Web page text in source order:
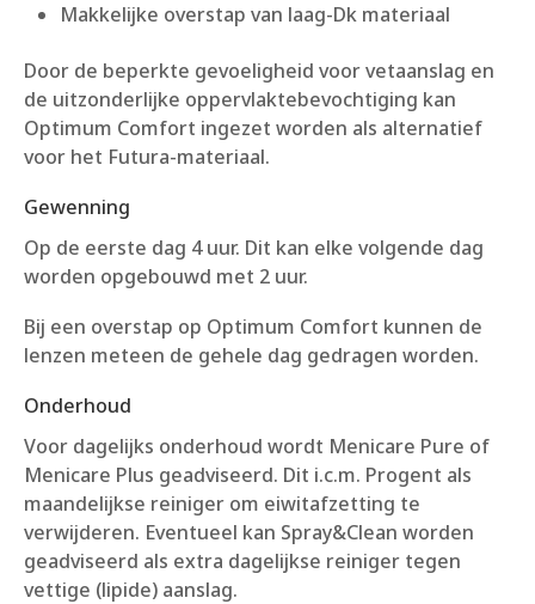
Makkelijke overstap van laag-Dk materiaal
Door de beperkte gevoeligheid voor vetaanslag en
de uitzonderlijke oppervlaktebevochtiging kan
Optimum Comfort ingezet worden als alternatief
voor het Futura-materiaal.
Gewenning
Op de eerste dag 4 uur. Dit kan elke volgende dag
worden opgebouwd met 2 uur.
Bij een overstap op Optimum Comfort kunnen de
lenzen meteen de gehele dag gedragen worden.
Onderhoud
Voor dagelijks onderhoud wordt Menicare Pure of
Menicare Plus geadviseerd. Dit i.c.m. Progent als
maandelijkse reiniger om eiwitafzetting te
verwijderen. Eventueel kan Spray&Clean worden
geadviseerd als extra dagelijkse reiniger tegen
vettige (lipide) aanslag.